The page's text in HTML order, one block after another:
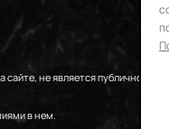
не является публичной
в нем.